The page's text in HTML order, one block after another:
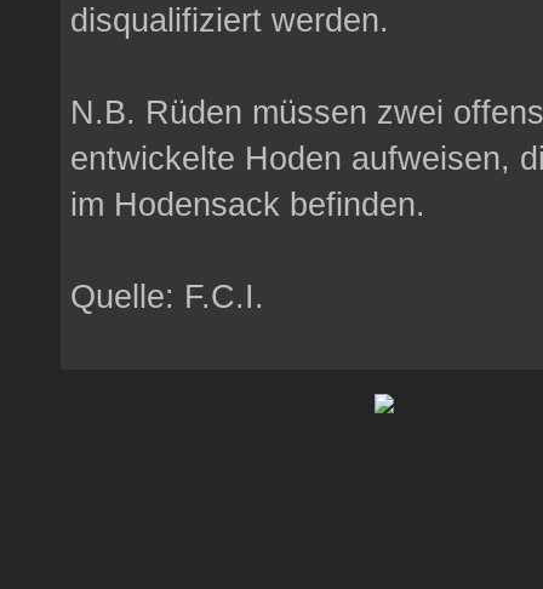
disqualifiziert werden.
N.B. Rüden müssen zwei
entwickelte Hoden aufweisen,
im Hodensack befinden.
Quelle: F.C.I.